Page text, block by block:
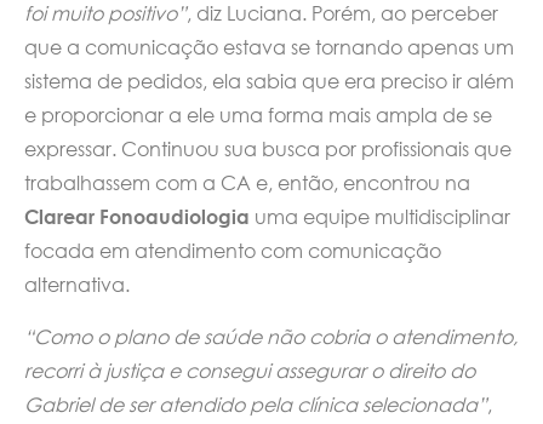
foi muito positivo”, diz Luciana. Porém, ao perceber
que a comunicação estava se tornando apenas um
sistema de pedidos, ela sabia que era preciso ir além
e proporcionar a ele uma forma mais ampla de se
expressar. Continuou sua busca por profissionais que
trabalhassem com a CA e, então, encontrou na
Clarear Fonoaudiologia uma equipe multidisciplinar
focada em atendimento com comunicação
alternativa.
“Como o plano de saúde não cobria o atendimento,
recorri à justiça e consegui assegurar o direito do
Gabriel de ser atendido pela clínica selecionada”,